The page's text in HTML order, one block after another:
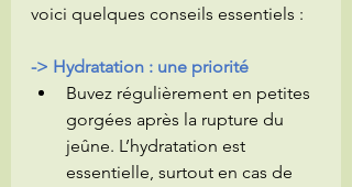
voici quelques conseils essentiels :
-> Hydratation : une priorité
Buvez régulièrement en petites
gorgées après la rupture du
jeûne. L’hydratation est
essentielle, surtout en cas de